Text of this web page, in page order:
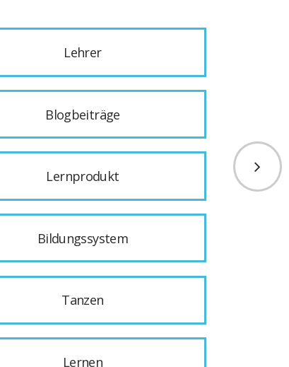
Lehrer
Blogbeiträge
Lernprodukt
Bildungssystem
Tanzen
Lernen